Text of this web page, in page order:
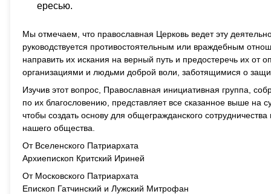
ересью.
Мы отмечаем, что православная Церковь ведет эту
руководствуется противостоятельным или враждебным
направить их искания на верный путь и предостеречь их от
организациями и людьми доброй воли, заботящимися о
Изучив этот вопрос, Православная инициативная группа,
по их благословению, представляет все сказанное выше на
чтобы создать основу для общегражданского
нашего общества.
От Вселенского Патриархата
Архиепископ Критский Ириней
От Московского Патриархата
Епископ Гатчинский и Лужский Митрофан